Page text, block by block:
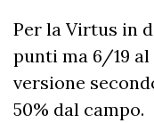
Per la Virtus in
punti ma 6/19
versione
50% dal campo.